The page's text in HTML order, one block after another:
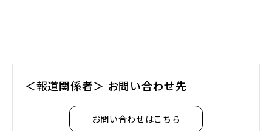
＜報道関係者＞ お問い合わせ先
お問い合わせはこちら